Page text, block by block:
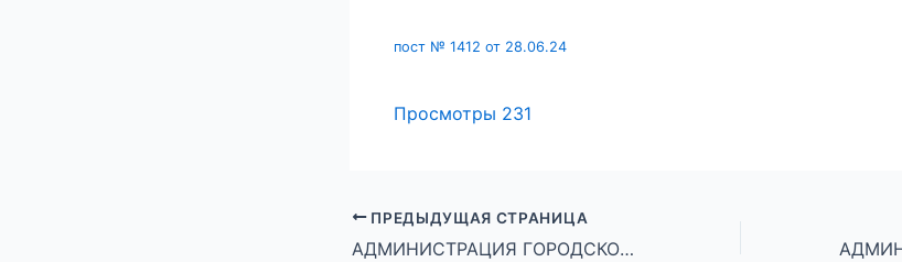
пост № 1412 от 28.06.24
Просмотры 231
ПРЕДЫДУЩАЯ СТРАНИЦА
АДМИНИСТРАЦИЯ ГОРОДСКОГО ОКРУГА ГОРОД МИХАЙЛОВКА ВОЛГОГРАДСКОЙ ОБЛАСТИ ПОСТАНОВЛЕНИЕ От 27 июня 2024 г № 1410